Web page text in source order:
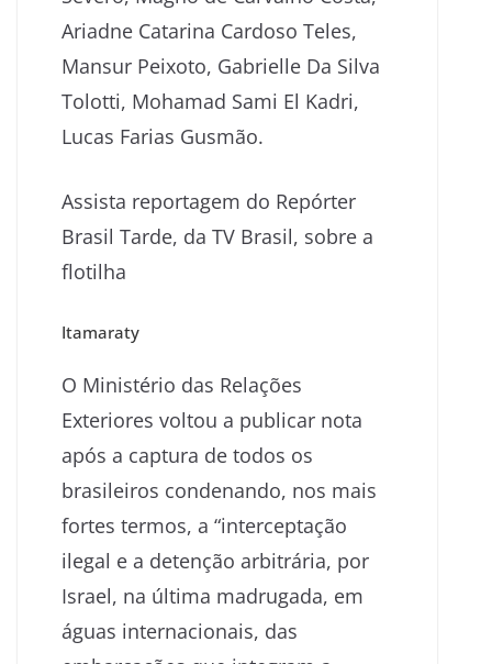
Ariadne Catarina Cardoso Teles,
Mansur Peixoto, Gabrielle Da Silva
Tolotti, Mohamad Sami El Kadri,
Lucas Farias Gusmão.
Assista reportagem do Repórter
Brasil Tarde, da TV Brasil, sobre a
flotilha
Itamaraty
O Ministério das Relações
Exteriores voltou a publicar nota
após a captura de todos os
brasileiros condenando, nos mais
fortes termos, a “interceptação
ilegal e a detenção arbitrária, por
Israel, na última madrugada, em
águas internacionais, das